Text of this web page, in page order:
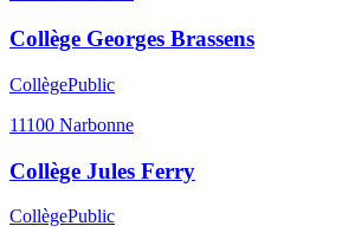
Collège Georges Brassens
CollègePublic
11100 Narbonne
Collège Jules Ferry
CollègePublic